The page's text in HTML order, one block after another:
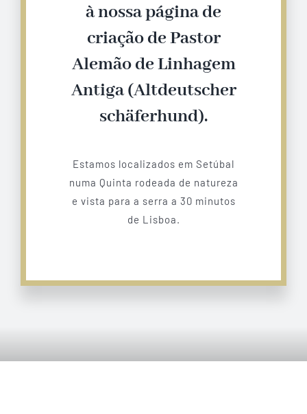
à nossa página de
criação de Pastor
Alemão de Linhagem
Antiga (Altdeutscher
schäferhund).
Estamos localizados em Setúbal
numa Quinta rodeada de natureza
e vista para a serra a 30 minutos
de Lisboa.